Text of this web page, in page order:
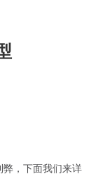
，下面我们来详